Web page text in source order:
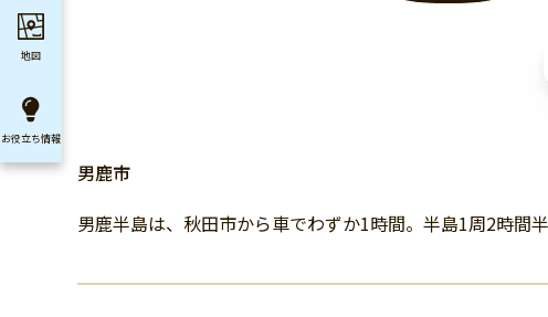
男鹿市
男鹿半島は、秋田市から車でわずか1時間。半島1周2時間
地図
お役立ち情報